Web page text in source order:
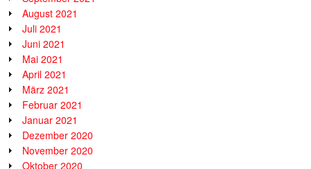
August 2021
Juli 2021
Juni 2021
Mai 2021
April 2021
März 2021
Februar 2021
Januar 2021
Dezember 2020
November 2020
Oktober 2020